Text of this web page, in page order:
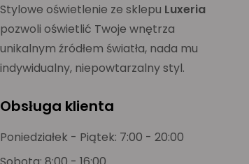
Stylowe oświetlenie ze sklepu Luxeria
pozwoli oświetlić Twoje wnętrza
unikalnym źródłem światła, nada mu
indywidualny, niepowtarzalny styl.
Obsługa klienta
Poniedziałek - Piątek: 7:00 - 20:00